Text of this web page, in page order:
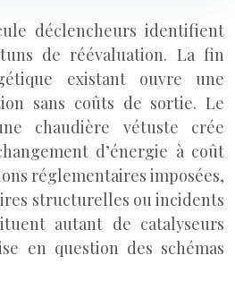
déclencheurs identifient
de réévaluation. La fin
existant ouvre une
sans coûts de sortie. Le
chaudière vétuste crée
d’énergie à coût
réglementaires imposées,
structurelles ou incidents
autant de catalyseurs
en question des schémas